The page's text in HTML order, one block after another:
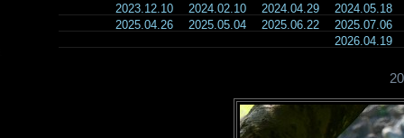
2023.12.10
2024.02.10 2024.04.29
2024.05.18
2025.04.26
2025.05.04 2025.06.22
2025.07.06
2026.04.19